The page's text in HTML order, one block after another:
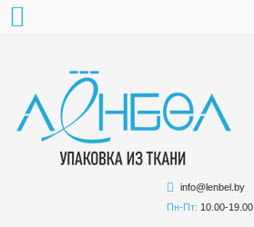
info@lenbel.by
Пн-Пт: 10.00-19.00